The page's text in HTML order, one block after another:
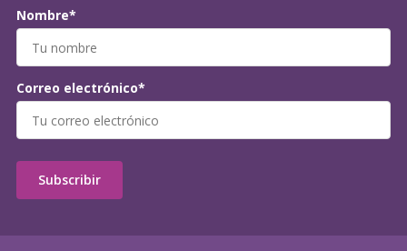
Nombre*
Correo electrónico*
Subscribir